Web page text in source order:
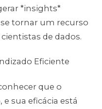
*insights*
tornar um recurso
de dados.
Eficiente
que o
sua eficácia está